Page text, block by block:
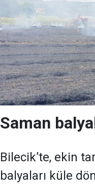
Saman
Bilecik’te, ekin
balyaları küle